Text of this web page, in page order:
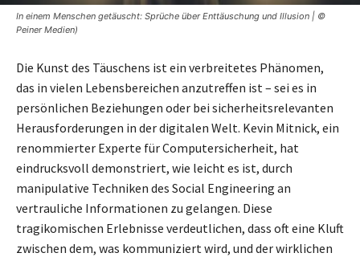
In einem Menschen getäuscht: Sprüche über Enttäuschung und Illusion | ©
Peiner Medien)
Die Kunst des Täuschens ist ein verbreitetes Phänomen,
das in vielen Lebensbereichen anzutreffen ist – sei es in
persönlichen Beziehungen oder bei sicherheitsrelevanten
Herausforderungen in der digitalen Welt. Kevin Mitnick, ein
renommierter Experte für Computersicherheit, hat
eindrucksvoll demonstriert, wie leicht es ist, durch
manipulative Techniken des Social Engineering an
vertrauliche Informationen zu gelangen. Diese
tragikomischen Erlebnisse verdeutlichen, dass oft eine Kluft
zwischen dem, was kommuniziert wird, und der wirklichen